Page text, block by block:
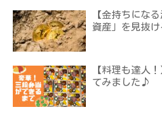
【金持ちにな
資産」を見抜け
【料理も達人
てみました♪